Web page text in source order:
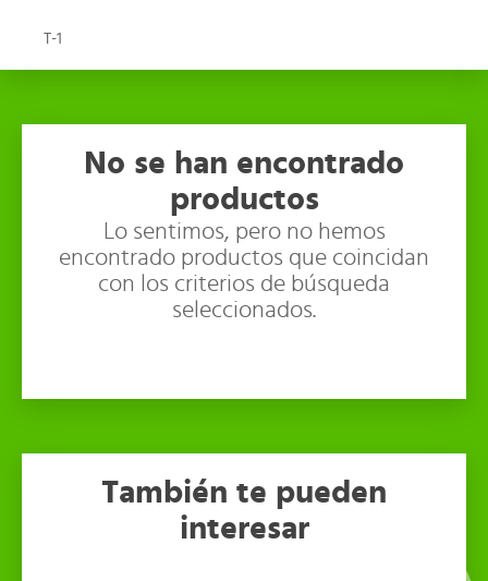
T-1
No se han encontrado
productos
Lo sentimos, pero no hemos
encontrado productos que coincidan
con los criterios de búsqueda
seleccionados.
También te pueden
interesar